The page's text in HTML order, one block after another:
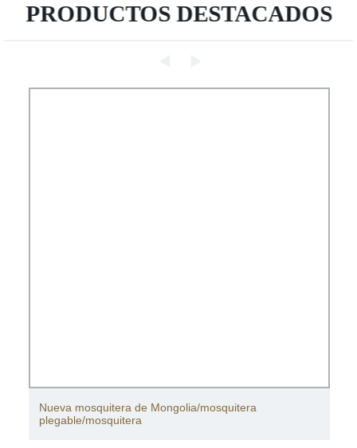
PRODUCTOS DESTACADOS
Nueva mosquitera de Mongolia/mosquitera
plegable/mosquitera